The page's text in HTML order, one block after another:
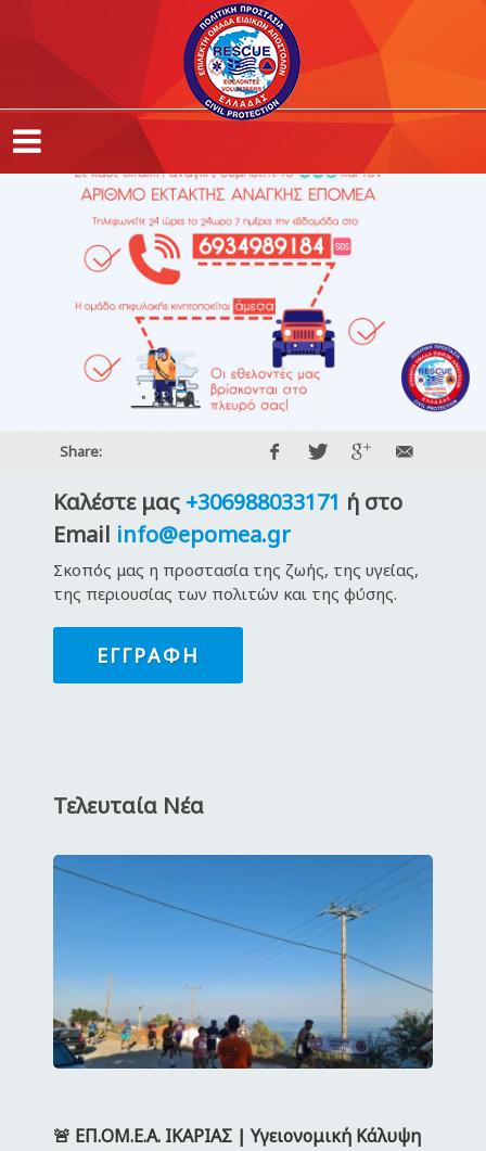
,
Share:
Καλέστε μας +306988033171 ή στο
Email info@epomea.gr
Σκοπός μας η προστασία της ζωής, της υγείας,
της περιουσίας των πολιτών και της φύσης.
ΕΓΓΡΑΦΉ
Τελευταία Νέα
🚨 ΕΠ.ΟΜ.Ε.Α. ΙΚΑΡΙΑΣ | Υγειονομική Κάλυψη